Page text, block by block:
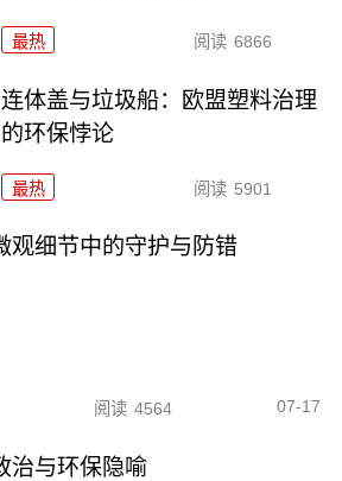
最热 阅读 6866
连体盖与垃圾船：欧盟塑料治理
的环保悖论
最热 阅读 5901
观细节中的守护与防错
阅读 4564 07-17
治与环保隐喻